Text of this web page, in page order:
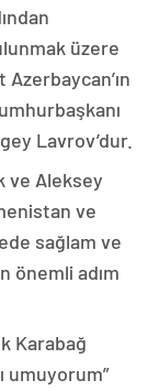
üzere
Lavrov’dur.
ve Aleksey
ve
sağlam ve
önemli adım
Karabağ
umuyorum”